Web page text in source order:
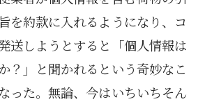
を約款に入れるようになり、コ
送しようとすると「個人情報は
？」と聞かれるという奇妙なこ
った。無論、今はいちいちそん